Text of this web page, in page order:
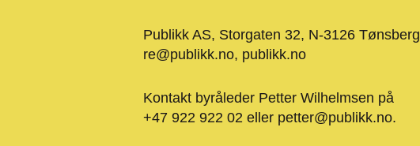
Publikk AS, Storgaten 32, N-3126 Tønsberg
re@publikk.no, publikk.no
Kontakt byråleder Petter Wilhelmsen på
+47 922 922 02 eller petter@publikk.no.